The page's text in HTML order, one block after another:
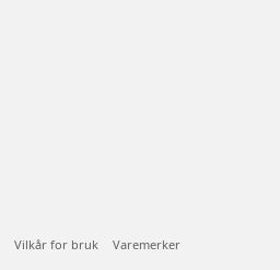
Vilkår for bruk Varemerker